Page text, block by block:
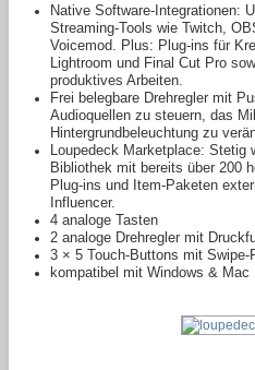
Native Software-Integrationen:
Streaming-Tools wie Twitch,
Voicemod. Plus: Plug-ins für
Lightroom und Final Cut Pro
produktives Arbeiten.
Frei belegbare Drehregler mit
Audioquellen zu steuern, das
Hintergrundbeleuchtung zu
Loupedeck Marketplace: Stetig
Bibliothek mit bereits über 200
Plug-ins und Item-Paketen
Influencer.
4 analoge Tasten
2 analoge Drehregler mit
3 × 5 Touch-Buttons mit
kompatibel mit Windows & Mac